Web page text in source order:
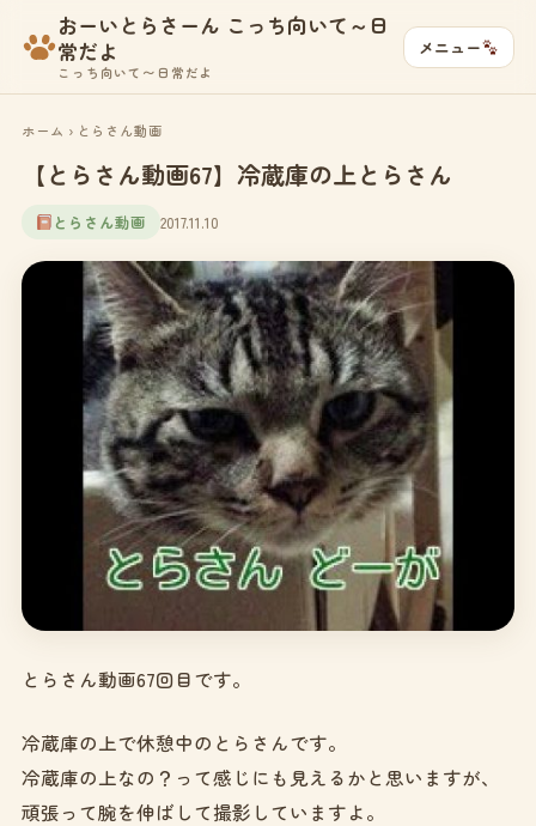
おーいとらさーん こっち向いて～日
常だよ
こっち向いて〜日常だよ
メニュー
ホーム › とらさん動画
【とらさん動画67】冷蔵庫の上とらさん
とらさん動画 2017.11.10
とらさん動画67回目です。
冷蔵庫の上で休憩中のとらさんです。
冷蔵庫の上なの？って感じにも見えるかと思いますが、
頑張って腕を伸ばして撮影していますよ。